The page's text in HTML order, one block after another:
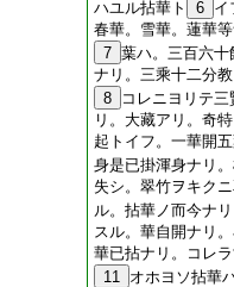
ハユル拈華ト 6 イ
春華。雪華。蓮華
7 葉ハ。三百六
ナリ。三乘十二分
8
コレニヨリテ
リ。大藏アリ。奇
起トイフ。一華開
身是已掛渾身ナリ
失シ。翠竹ヲキク
ル。拈華ノ而今ナ
スル。華自開ナリ
華已拈ナリ。コレ
11 オホヨソ拈華